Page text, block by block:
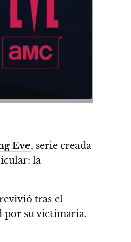
Eve, serie creada
la
tras el
por su victimaria.